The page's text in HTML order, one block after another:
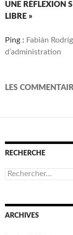
UNE RÉFLEXION
LIBRE »
Ping : Fabián
d’administration
LES
RECHERCHE
Rechercher :
ARCHIVES